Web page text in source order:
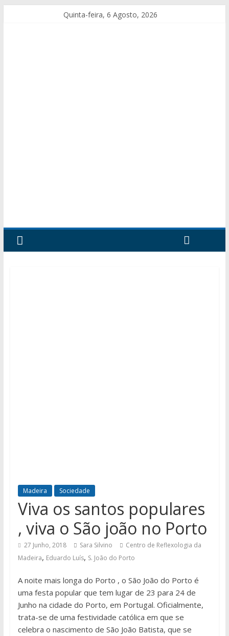
Quinta-feira, 6 Agosto, 2026
Madeira Sociedade
Viva os santos populares
, viva o São joão no Porto
27 Junho, 2018 Sara Silvino
Centro de Reflexologia da
Madeira, Eduardo Luís, S. João do Porto
A noite mais longa do Porto , o São João do Porto é
uma festa popular que tem lugar de 23 para 24 de
Junho na cidade do Porto, em Portugal. Oficialmente,
trata-se de uma festividade católica em que se
celebra o nascimento de São João Batista, que se